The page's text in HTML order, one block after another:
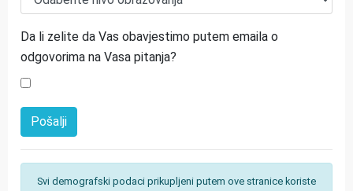
Da li zelite da Vas obavjestimo putem emaila o
odgovorima na Vasa pitanja?
Svi demografski podaci prikupljeni putem ove stranice koriste